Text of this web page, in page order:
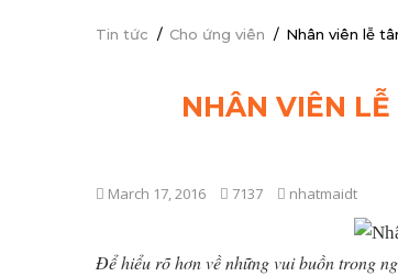
Tin tức / Cho ứng viên / Nhân viên lễ
NHÂN VIÊN
March 17, 2016 7137 nhatmaidt
Để hiểu rõ hơn về những vui buồn trong